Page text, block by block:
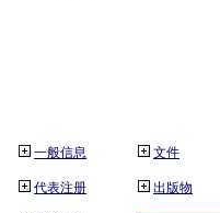
一般信息
代表注册
文件
出版物